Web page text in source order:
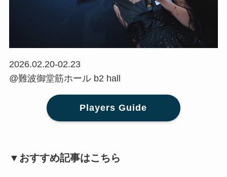
2026.02.20-02.23
@難波御堂筋ホール b2 hall
Players Guide
▼おすすめ記事はこちら